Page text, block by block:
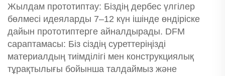
Жылдам прототиптау: Біздің дербес үлгілер
бөлмесі идеяларды 7–12 күн ішінде өндіріске
дайын прототиптерге айналдырады. DFM
сараптамасы: Біз сіздің суреттеріңізді
материалдың тиімділігі мен конструкциялық
тұрақтылығы бойынша талдаймыз және